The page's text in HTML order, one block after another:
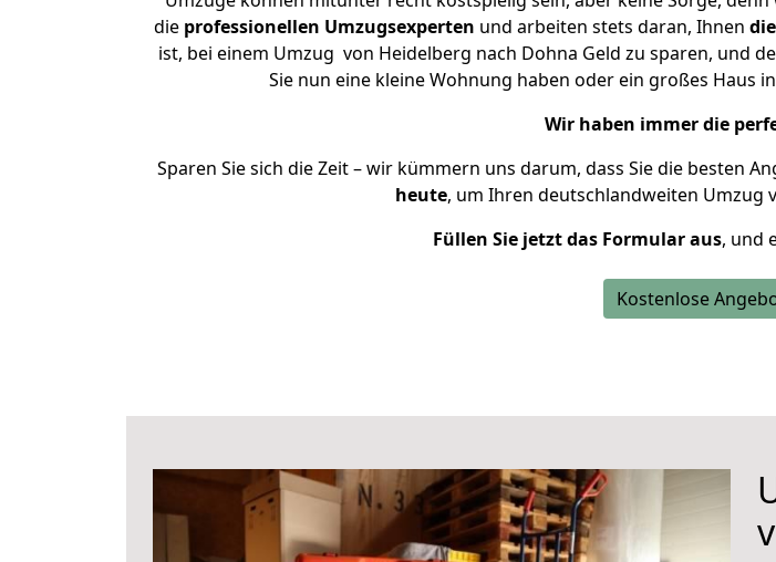
die professionellen Umzugsexperten und arbeiten stets daran, Ihnen
ist, bei einem Umzug von Heidelberg nach Dohna Geld zu sparen, und
Sie nun eine kleine Wohnung haben oder ein großes Haus
Wir haben immer die
Sparen Sie sich die Zeit – wir kümmern uns darum, dass Sie die besten
heute, um Ihren deutschlandweiten Umzug
Füllen Sie jetzt das Formular aus, und
Kostenlose